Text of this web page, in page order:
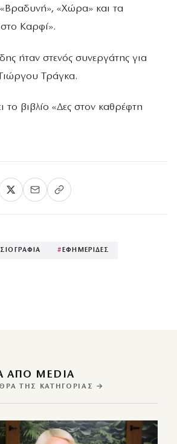
«Χώρα» και τα
Καρφί».
ήταν στενός συνεργάτης για
Τράγκα.
το βιβλίο «Δες στον καθρέφτη
# ΕΦΗΜΕΡΙΔΕΣ
ΑΠΌ MEDIA
ΤΗΣ ΚΑΤΗΓΟΡΊΑΣ →